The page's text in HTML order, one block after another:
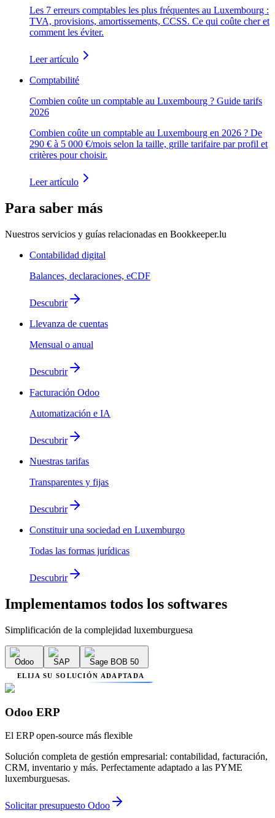
Les 7 erreurs comptables les plus fréquentes au Luxembourg :
TVA, provisions, amortissements, CCSS. Ce qui coûte cher et
comment les éviter.
Leer artículo
Comptabilité
Combien coûte un comptable au Luxembourg ? Guide tarifs
2026
Combien coûte un comptable au Luxembourg en 2026 ? De
290 € à 5 000 €/mois selon la taille, grille tarifaire par profil et
critères pour choisir.
Leer artículo
Para saber más
Nuestros servicios y guías relacionadas en Bookkeeper.lu
Contabilidad digital
Balances, declaraciones, eCDF
Descubrir
Llevanza de cuentas
Mensual o anual
Descubrir
Facturación Odoo
Automatización e IA
Descubrir
Nuestras tarifas
Transparentes y fijas
Descubrir
Constituir una sociedad en Luxemburgo
Todas las formas jurídicas
Descubrir
Implementamos todos los softwares
Simplificación de la complejidad luxemburguesa
Odoo SAP Sage BOB 50
ELIJA SU SOLUCIÓN ADAPTADA
Odoo ERP
El ERP open-source más flexible
Solución completa de gestión empresarial: contabilidad, facturación,
CRM, inventario y más. Perfectamente adaptado a las PYME
luxemburguesas.
Solicitar presupuesto Odoo